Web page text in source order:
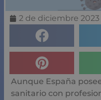
2 de diciembre 2023
Aunque España
sanitario con